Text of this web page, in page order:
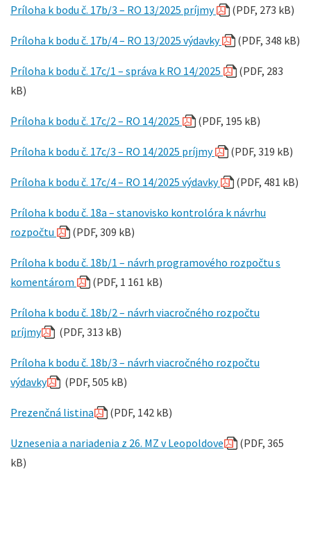
Príloha k bodu č. 17b/3 – RO 13/2025 príjmy (PDF, 273 kB)
Príloha k bodu č. 17b/4 – RO 13/2025 výdavky (PDF, 348 kB)
Príloha k bodu č. 17c/1 – správa k RO 14/2025
(PDF, 283
kB)
Príloha k bodu č. 17c/2 – RO 14/2025 (PDF, 195 kB)
Príloha k bodu č. 17c/3 – RO 14/2025 príjmy (PDF, 319 kB)
Príloha k bodu č. 17c/4 – RO 14/2025 výdavky (PDF, 481 kB)
Príloha k bodu č. 18a – stanovisko kontrolóra k návrhu
rozpočtu
(PDF, 309 kB)
Príloha k bodu č. 18b/1 – návrh programového rozpočtu s
komentárom
(PDF, 1 161 kB)
Príloha k bodu č. 18b/2 – návrh viacročného rozpočtu
príjmy
(PDF, 313 kB)
Príloha k bodu č. 18b/3 – návrh viacročného rozpočtu
výdavky
(PDF, 505 kB)
Prezenčná listina (PDF, 142 kB)
Uznesenia a nariadenia z 26. MZ v Leopoldove
(PDF, 365
kB)